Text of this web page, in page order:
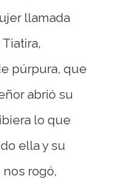
llamada
púrpura, que
abrió su
lo que
ella y su
rogó,